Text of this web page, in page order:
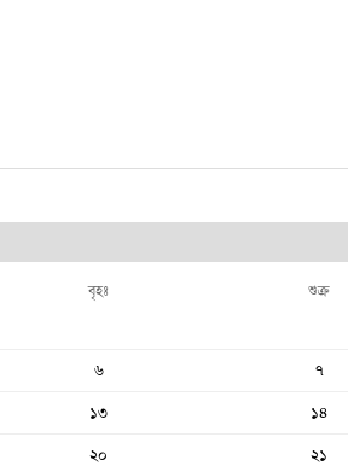
বৃহঃ শুক্র
৬ ৭
১৩ ১৪
২০ ২১